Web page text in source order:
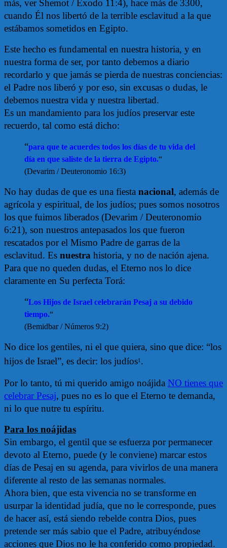
más, ver Shemot / Éxodo 11:4), hace más de 3300,
cuando Él nos libertó de la terrible esclavitud a la que
estábamos sometidos en Egipto.
Este hecho es fundamental en nuestra historia, y en
nuestra forma de ser, por tanto debemos a diario
recordarlo y que jamás se pierda de nuestras conciencias:
el Padre nos liberó y por eso, sin excusas o dudas, le
debemos nuestra vida y nuestra libertad.
Es un mandamiento para los judíos preservar este
recuerdo, tal como está dicho:
“para que te acuerdes todos los días de tu vida del
día en que saliste de la tierra de Egipto.“
(Devarim / Deuteronomio 16:3)
No hay dudas de que es una fiesta nacional, además de
agrícola y espiritual, de los judíos; pues somos nosotros
los que fuimos liberados (Devarim / Deuteronomio
6:21), son nuestros antepasados los que fueron
rescatados por el Mismo Padre de garras de la
esclavitud. Es nuestra historia, y no de nación ajena.
Para que no queden dudas, el Eterno nos lo dice
claramente en Su perfecta Torá:
“Los Hijos de Israel celebrarán Pesaj a su debido
tiempo.“
(Bemidbar / Números 9:2)
No dice los gentiles, ni el que quiera, sino que dice: “los
hijos de Israel”, es decir: los judíos1 .
Por lo tanto, tú mi querido amigo noájida NO tienes que
celebrar Pesaj, pues no es lo que el Eterno te demanda,
ni lo que nutre tu espíritu.
Para los noájidas
Sin embargo, el gentil que se esfuerza por permanecer
devoto al Eterno, puede (y le conviene) marcar estos
días de Pesaj en su agenda, para vivirlos de una manera
diferente al resto de las semanas normales.
Ahora bien, que esta vivencia no se transforme en
usurpar la identidad judía, que no le corresponde, pues
de hacer así, está siendo rebelde contra Dios, pues
pretende ser más sabio que el Padre, atribuyéndose
acciones que Dios no le ha conferido como propiedad.